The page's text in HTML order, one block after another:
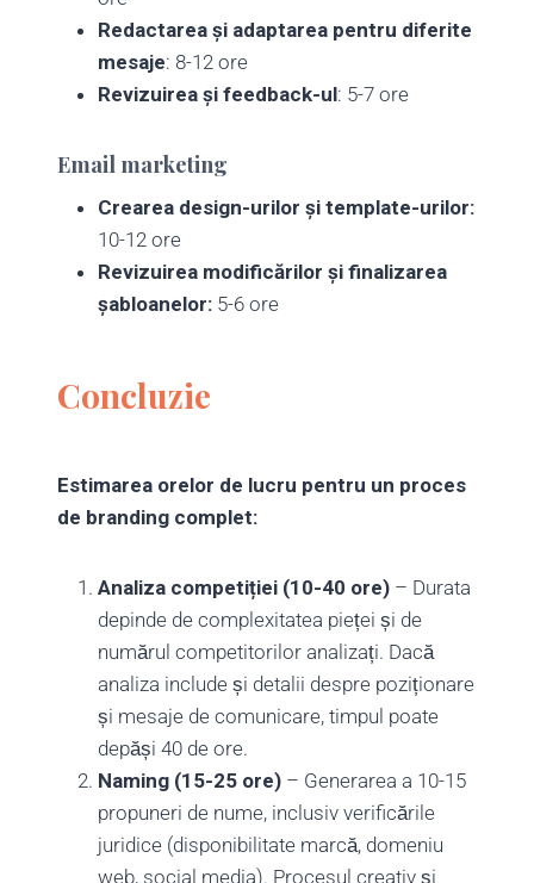
Redactarea și adaptarea pentru diferite
mesaje: 8-12 ore
Revizuirea și feedback-ul: 5-7 ore
Email marketing
Crearea design-urilor și template-urilor:
10-12 ore
Revizuirea modificărilor și finalizarea
șabloanelor: 5-6 ore
Concluzie
Estimarea orelor de lucru pentru un proces
de branding complet:
Analiza competiției (10-40 ore) – Durata
depinde de complexitatea pieței și de
numărul competitorilor analizați. Dacă
analiza include și detalii despre poziționare
și mesaje de comunicare, timpul poate
depăși 40 de ore.
Naming (15-25 ore) – Generarea a 10-15
propuneri de nume, inclusiv verificările
juridice (disponibilitate marcă, domeniu
web, social media). Procesul creativ și